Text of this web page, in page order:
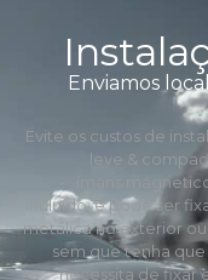
Enviamos
Evite os custos de
leve &
ímans
incluído, e pode ser
metálica no exterior ou
sem que tenha
necessita de fixar